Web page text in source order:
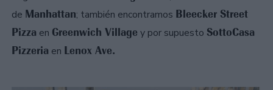
de Manhattan; también encontramos Bleecker Street
Pizza en Greenwich Village y por supuesto SottoCasa
Pizzeria en Lenox Ave.